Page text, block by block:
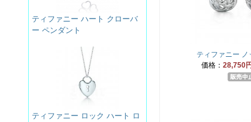
ティファニー ノ
価格： 28,750
ティファニー ハート クローバ
ー ペンダント
ティファニー ロック ハート ロ